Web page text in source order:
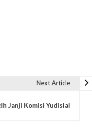
Next Article
Janji Komisi Yudisial